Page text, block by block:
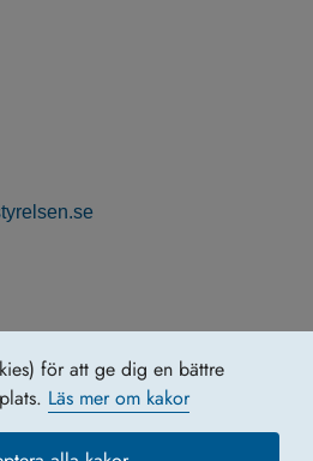
för att ge dig en bättre
Läs mer om kakor